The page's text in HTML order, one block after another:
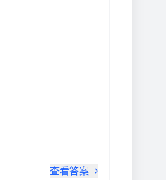
查看答案